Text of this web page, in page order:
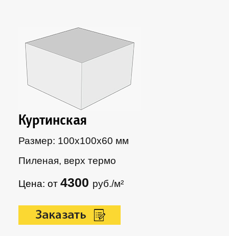
Куртинская
Размер: 100х100х60 мм
Пиленая, верх термо
Цена: от4300 руб./м²